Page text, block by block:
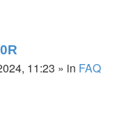
11:23 » in FAQ